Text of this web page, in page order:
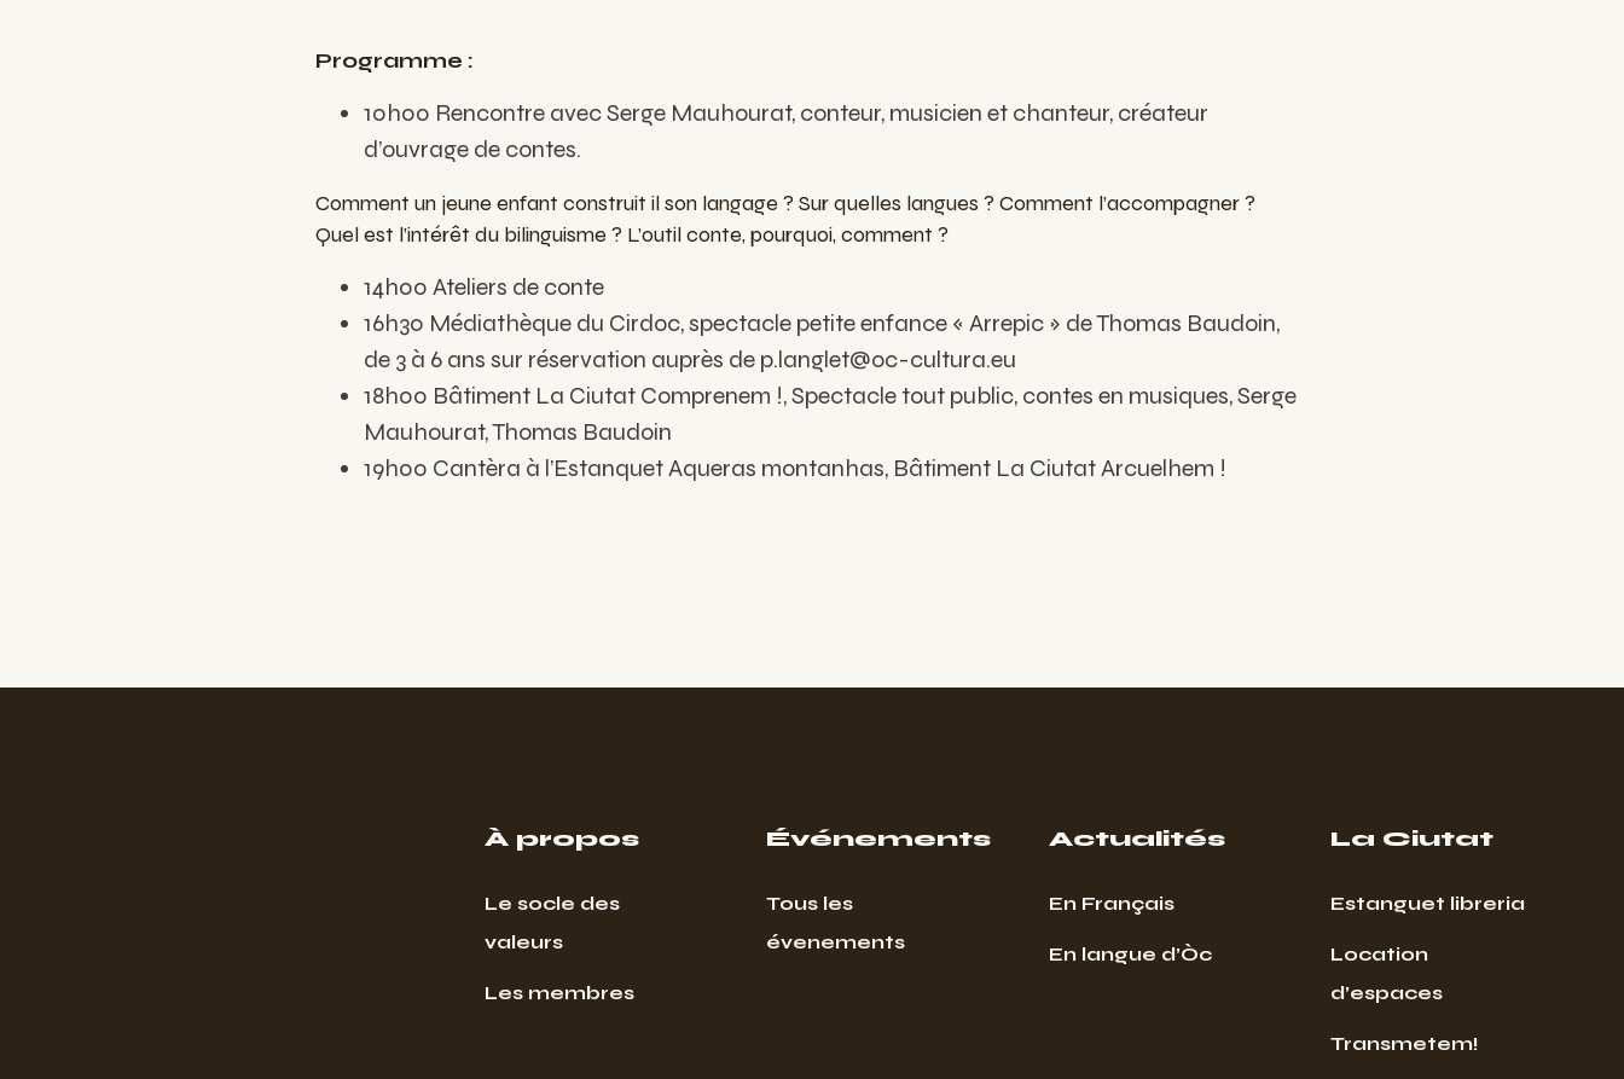
Programme :
10h00 Rencontre avec Serge Mauhourat, conteur, musicien et chanteur, créateur
d’ouvrage de contes.
Comment un jeune enfant construit il son langage ? Sur quelles langues ? Comment l’accompagner ?
Quel est l’intérêt du bilinguisme ? L’outil conte, pourquoi, comment ?
14h00 Ateliers de conte
16h30 Médiathèque du Cirdoc, spectacle petite enfance « Arrepic » de Thomas Baudoin,
de 3 à 6 ans sur réservation auprès de p.langlet@oc-cultura.eu
18h00 Bâtiment La Ciutat Comprenem !, Spectacle tout public, contes en musiques, Serge
Mauhourat, Thomas Baudoin
19h00 Cantèra à l’Estanquet Aqueras montanhas, Bâtiment La Ciutat Arcuelhem !
À propos
Le socle des
valeurs
Les membres
Événements
Tous les
évenements
Actualités
En Français
En langue d’Òc
La Ciutat
Estanguet libreria
Location
d’espaces
Transmetem!